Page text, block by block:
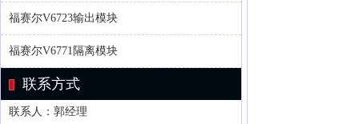
福赛尔V6723输出模块
福赛尔V6771隔离模块
联系方式
联系人：郭经理